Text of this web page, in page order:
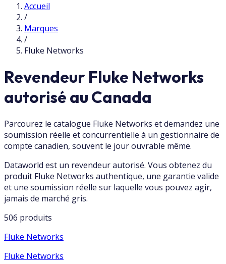
Accueil
/
Marques
/
Fluke Networks
Revendeur Fluke Networks
autorisé au Canada
Parcourez le catalogue Fluke Networks et demandez une
soumission réelle et concurrentielle à un gestionnaire de
compte canadien, souvent le jour ouvrable même.
Dataworld est un revendeur autorisé. Vous obtenez du
produit Fluke Networks authentique, une garantie valide
et une soumission réelle sur laquelle vous pouvez agir,
jamais de marché gris.
506 produits
Fluke Networks
Fluke Networks